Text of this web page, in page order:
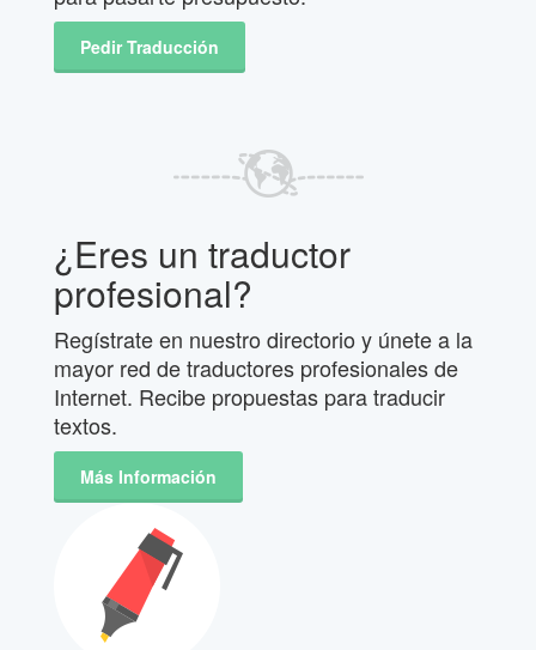
Pedir Traducción
¿Eres un traductor
profesional?
Regístrate en nuestro directorio y únete a la
mayor red de traductores profesionales de
Internet. Recibe propuestas para traducir
textos.
Más Información